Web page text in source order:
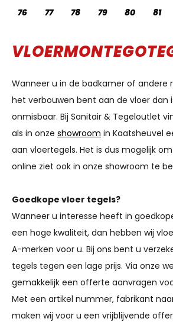
76
77 78 79 80 81
Wanneer u in de badkamer of andere
het verbouwen bent aan de vloer dan
onmisbaar. Bij Sanitair & Tegeloutlet
als in onze showroom in Kaatsheuvel
aan vloertegels. Het is dus mogelijk
online ziet ook in onze showroom te
Goedkope vloer tegels?
Wanneer u interesse heeft in
een hoge kwaliteit, dan hebben wij
A-merken voor u. Bij ons bent u
tegels tegen een lage prijs. Via onze
gemakkelijk een offerte aanvragen
Met een artikel nummer, fabrikant
maken wij voor u een vrijblijvende